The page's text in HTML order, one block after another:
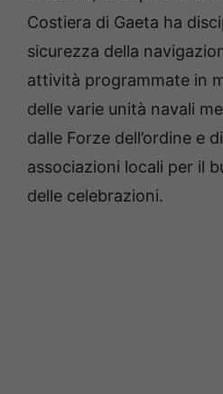
Costiera di Gaeta ha
sicurezza della
attività programmate in
delle varie unità navali
dalle Forze dell’ordine e
associazioni locali per il
delle celebrazioni.